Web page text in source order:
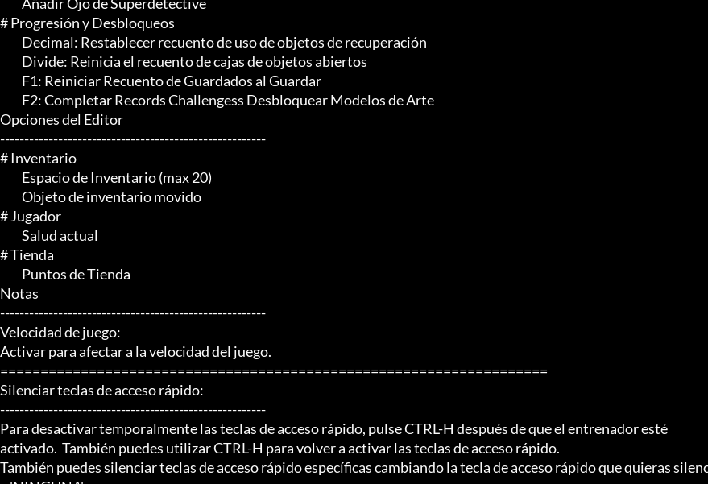
# Progresión y Desbloqueos
Opciones del Editor
-------------------------------------------------------
# Inventario
# Jugador
# Tienda
Notas
-------------------------------------------------------
Velocidad de juego:
Activar para afectar a la velocidad del juego.
====================================================================
Silenciar teclas de acceso rápido:
-------------------------------------------------------
Para desactivar temporalmente las teclas de acceso rápido, pulse CTRL-H después de que el entrenador esté
activado.  También puedes utilizar CTRL-H para volver a activar las teclas de acceso rápido.
También puedes silenciar teclas de acceso rápido específicas cambiando la tecla de acceso rápido que quieras